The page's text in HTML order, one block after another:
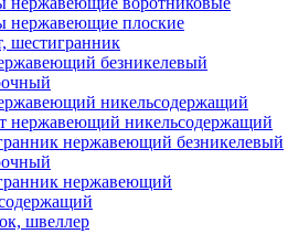
нержавеющие плоские
шестигранник
безникелевый
никельсодержащий
нержавеющий никельсодержащий
нержавеющий безникелевый
нержавеющий
швеллер